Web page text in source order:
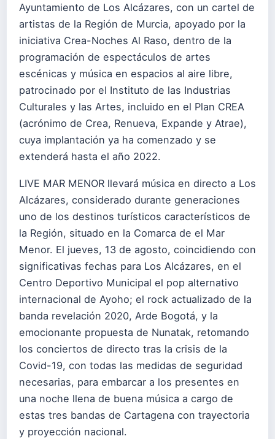
Ayuntamiento de Los Alcázares, con un cartel de
artistas de la Región de Murcia, apoyado por la
iniciativa Crea-Noches Al Raso, dentro de la
programación de espectáculos de artes
escénicas y música en espacios al aire libre,
patrocinado por el Instituto de las Industrias
Culturales y las Artes, incluido en el Plan CREA
(acrónimo de Crea, Renueva, Expande y Atrae),
cuya implantación ya ha comenzado y se
extenderá hasta el año 2022.
LIVE MAR MENOR llevará música en directo a Los
Alcázares, considerado durante generaciones
uno de los destinos turísticos característicos de
la Región, situado en la Comarca de el Mar
Menor. El jueves, 13 de agosto, coincidiendo con
significativas fechas para Los Alcázares, en el
Centro Deportivo Municipal el pop alternativo
internacional de Ayoho; el rock actualizado de la
banda revelación 2020, Arde Bogotá, y la
emocionante propuesta de Nunatak, retomando
los conciertos de directo tras la crisis de la
Covid-19, con todas las medidas de seguridad
necesarias, para embarcar a los presentes en
una noche llena de buena música a cargo de
estas tres bandas de Cartagena con trayectoria
y proyección nacional.